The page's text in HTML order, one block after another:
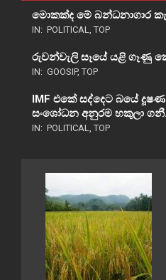
මොකක්ද මේ බන්ධනාගාර
IN: POLITICAL TOP
රුවන්වැලි සෑයේ යළි ගෑණු
IN: GOOSIP, TOP
IMF එකේ සද්දෙට බයේ
සංශෝධන අනුරම හකුලා ගනී.
IN: POLITICAL TOP